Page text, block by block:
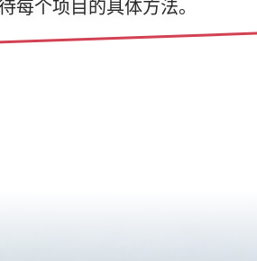
个项目的具体方法。